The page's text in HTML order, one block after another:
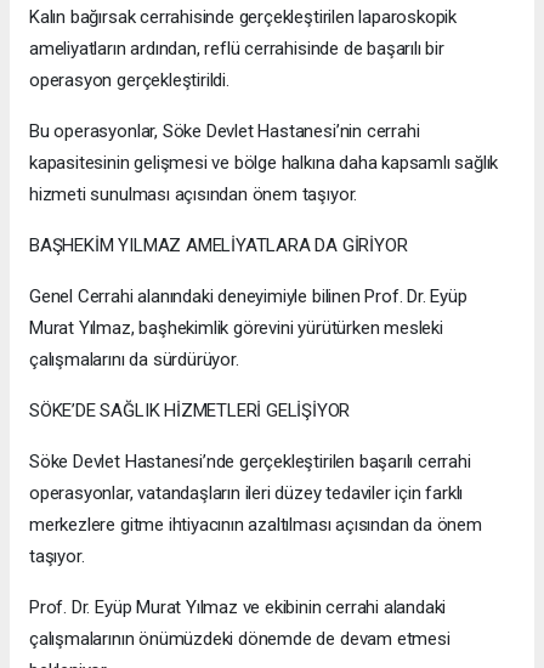
Kalın bağırsak cerrahisinde gerçekleştirilen laparoskopik
ameliyatların ardından, reflü cerrahisinde de başarılı bir
operasyon gerçekleştirildi.
Bu operasyonlar, Söke Devlet Hastanesi’nin cerrahi
kapasitesinin gelişmesi ve bölge halkına daha kapsamlı sağlık
hizmeti sunulması açısından önem taşıyor.
BAŞHEKİM YILMAZ AMELİYATLARA DA GİRİYOR
Genel Cerrahi alanındaki deneyimiyle bilinen Prof. Dr. Eyüp
Murat Yılmaz, başhekimlik görevini yürütürken mesleki
çalışmalarını da sürdürüyor.
SÖKE’DE SAĞLIK HİZMETLERİ GELİŞİYOR
Söke Devlet Hastanesi’nde gerçekleştirilen başarılı cerrahi
operasyonlar, vatandaşların ileri düzey tedaviler için farklı
merkezlere gitme ihtiyacının azaltılması açısından da önem
taşıyor.
Prof. Dr. Eyüp Murat Yılmaz ve ekibinin cerrahi alandaki
çalışmalarının önümüzdeki dönemde de devam etmesi